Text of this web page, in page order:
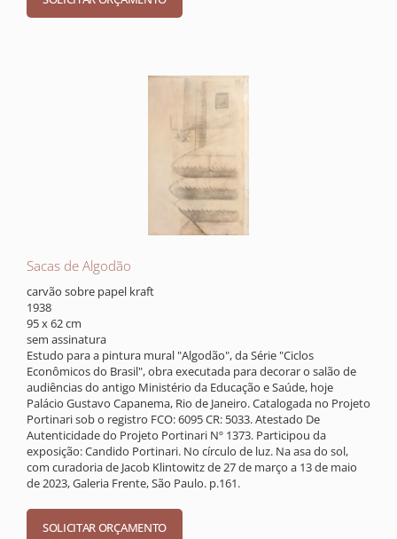
Sacas de Algodão
carvão sobre papel kraft
1938
95 x 62 cm
sem assinatura
Estudo para a pintura mural "Algodão", da Série "Ciclos
Econômicos do Brasil", obra executada para decorar o salão de
audiências do antigo Ministério da Educação e Saúde, hoje
Palácio Gustavo Capanema, Rio de Janeiro. Catalogada no Projeto
Portinari sob o registro FCO: 6095 CR: 5033. Atestado De
Autenticidade do Projeto Portinari Nº 1373. Participou da
exposição: Candido Portinari. No círculo de luz. Na asa do sol,
com curadoria de Jacob Klintowitz de 27 de março a 13 de maio
de 2023, Galeria Frente, São Paulo. p.161.